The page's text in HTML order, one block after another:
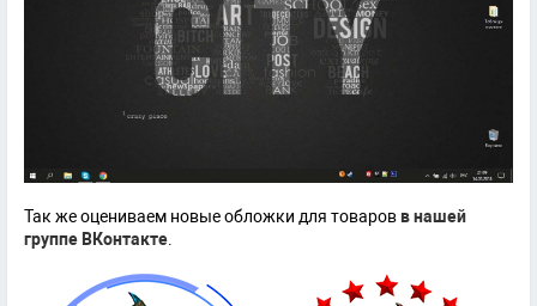
Так же оцениваем новые обложки для товаров в нашей
группе ВКонтакте.